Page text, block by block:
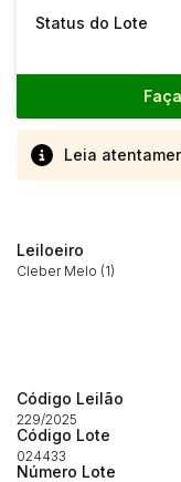
Status do Lote
Leia
Leiloeiro
Cleber Melo (1)
Código Leilão
229/2025
Código Lote
024433
Número Lote
Envie sua
Histórico
Data
Clique aqui para
Habilite-se